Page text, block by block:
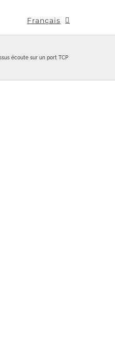
Français
écoute sur un port TCP